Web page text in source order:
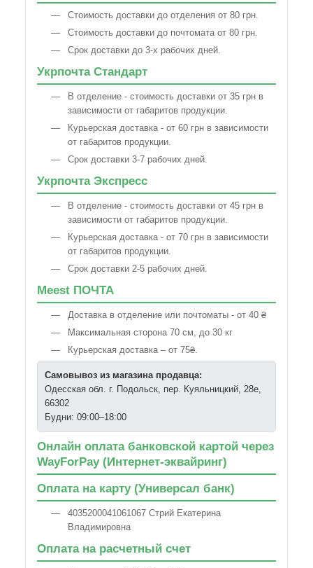
Стоимость доставки до отделения от 80 грн.
Стоимость доставки до почтомата от 80 грн.
Срок доставки до 3-х рабочих дней.
Укрпочта Стандарт
В отделение - стоимость доставки от 35 грн в
зависимости от габаритов продукции.
Курьерская доставка - от 60 грн в зависимости
от габаритов продукции.
Срок доставки 3-7 рабочих дней.
Укрпочта Экспресс
В отделение - стоимость доставки от 45 грн в
зависимости от габаритов продукции.
Курьерская доставка - от 70 грн в зависимости
от габаритов продукции.
Срок доставки 2-5 рабочих дней.
Meest ПОЧТА
Доставка в отделение или почтоматы - от 40 ₴
Максимальная сторона 70 см, до 30 кг
Курьерская доставка – от 75₴.
Самовывоз из магазина продавца:
Одесская обл. г. Подольск, пер. Куяльницкий, 28е,
66302
Будни: 09:00–18:00
Онлайн оплата банковской картой через
WayForPay (Интернет-эквайринг)
Оплата на карту (Универсал банк)
4035200041061067 Стрий Екатерина
Владимировна
Оплата на расчетный счет